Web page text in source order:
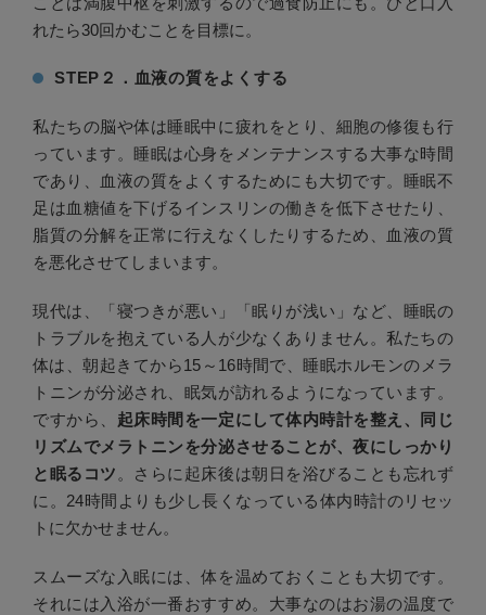
れたら30回かむことを目標に。
STEP２．血液の質をよくする
私たちの脳や体は睡眠中に疲れをとり、細胞の修復も行
っています。睡眠は心身をメンテナンスする大事な時間
であり、血液の質をよくするためにも大切です。睡眠不
足は血糖値を下げるインスリンの働きを低下させたり、
脂質の分解を正常に行えなくしたりするため、血液の質
を悪化させてしまいます。
現代は、「寝つきが悪い」「眠りが浅い」など、睡眠の
トラブルを抱えている人が少なくありません。私たちの
体は、朝起きてから15～16時間で、睡眠ホルモンのメラ
トニンが分泌され、眠気が訪れるようになっています。
ですから、 起床時間を一定にして体内時計を整え、同じ
リズムでメラトニンを分泌させることが、夜にしっかり
と眠るコツ 。さらに起床後は朝日を浴びることも忘れず
に。24時間よりも少し長くなっている体内時計のリセッ
トに欠かせません。
スムーズな入眠には、体を温めておくことも大切です。
それには入浴が一番おすすめ。大事なのはお湯の温度で